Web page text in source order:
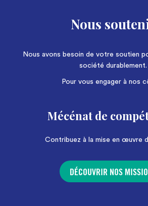
Nous
Nous avons besoin de votre soutien
société durablement.
Pour vous engager à nos
Mécénat de
Contribuez à la mise en œuvre
DÉCOUVRIR NOS